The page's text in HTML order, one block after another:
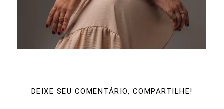
DEIXE SEU COMENTÁRIO, COMPARTILHE!